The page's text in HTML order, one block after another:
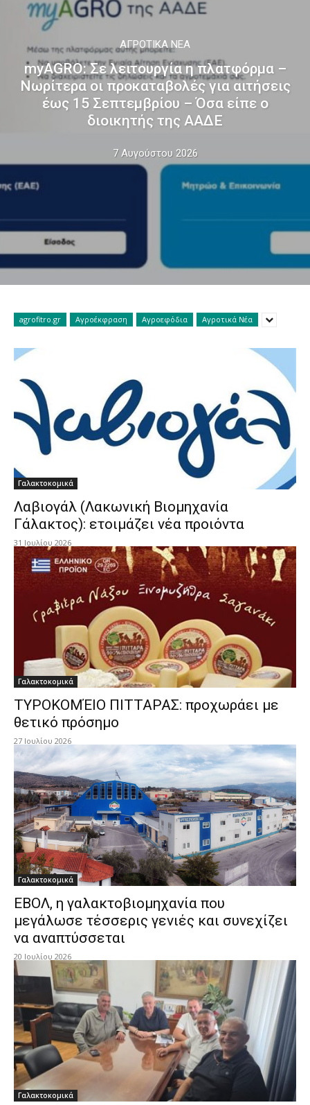
ΑΓΡΟΤΙΚΆ ΝΈΑ
myAGRO: Σε λειτουργία η πλατφόρμα –
Νωρίτερα οι προκαταβολές για αιτήσεις
έως 15 Σεπτεμβρίου – Όσα είπε ο
διοικητής της ΑΑΔΕ
7 Αυγούστου 2026
agrofitro.gr Αγροέκφραση Αγροεφόδια Αγροτικά Νέα
Γαλακτοκομικά
Λαβιογάλ (Λακωνική Βιομηχανία
Γάλακτος): ετοιμάζει νέα προιόντα
31 Ιουλίου 2026
Γαλακτοκομικά
ΤΥΡΟΚΟΜΈΙΟ ΠΙΤΤΑΡΑΣ: προχωράει με
θετικό πρόσημο
27 Ιουλίου 2026
Γαλακτοκομικά
ΕΒΟΛ, η γαλακτοβιομηχανία που
μεγάλωσε τέσσερις γενιές και συνεχίζει
να αναπτύσσεται
20 Ιουλίου 2026
Γαλακτοκομικά